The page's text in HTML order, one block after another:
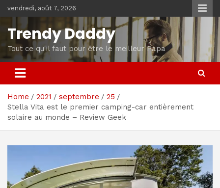
to
content
vendredi, août 7, 2026
Trendy Daddy
Tout ce qu'il faut pour être le meilleur Papa
Home 2021 septembre
25
Stella Vita est le premier camping-car entièrement
solaire au monde – Review Geek